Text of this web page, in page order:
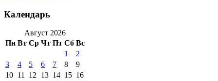
Календарь
Август 2026
Пн Вт Ср Чт Пт Сб Вс
1
2
3
4 5 6 7 8
9
10 11 12 13 14 15 16